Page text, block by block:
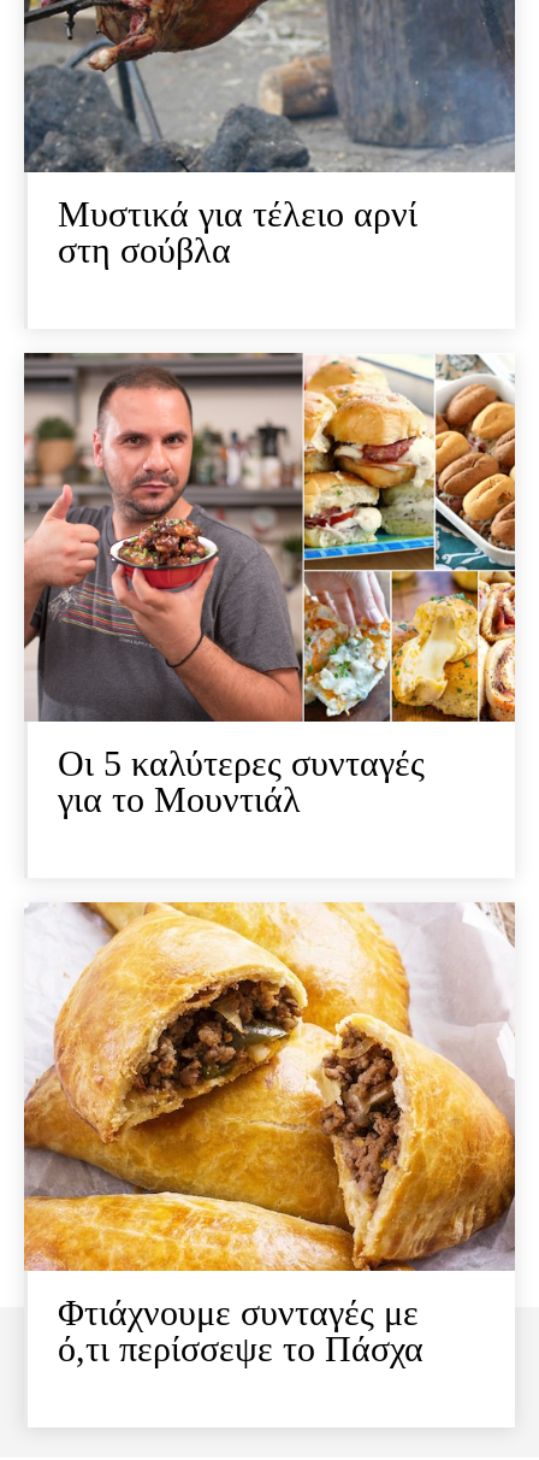
Μυστικά για τέλειο αρνί
στη σούβλα
Οι 5 καλύτερες συνταγές
για το Μουντιάλ
Φτιάχνουμε συνταγές με
ό,τι περίσσεψε το Πάσχα